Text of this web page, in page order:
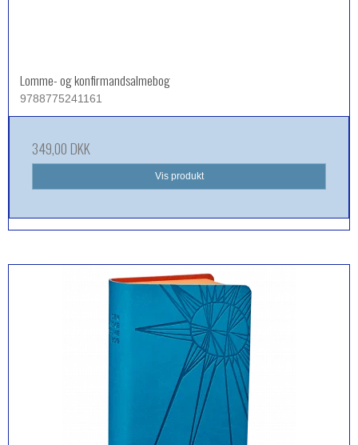
Lomme- og konfirmandsalmebog
9788775241161
349,00 DKK
Vis produkt